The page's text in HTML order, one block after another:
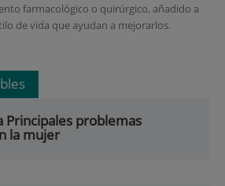
farmacológico o quirúrgico, añadido a
de vida que ayudan a mejorarlos.
Principales problemas
la mujer